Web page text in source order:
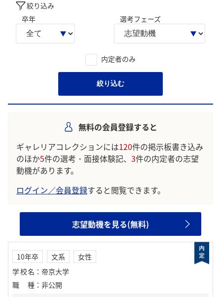
絞り込み
卒年
選考フェーズ
内定者のみ
絞り込む
無料の会員登録すると
ギャレリアコレクションには120件の掲示板書き込み
のほか5件の選考・面接体験記、 3件の内定者の志望
動機があります。
ログイン／会員登録すると閲覧できます。
志望動機を見る(無料)
10年卒 文系
女性
学校名 ： 帝京大学
職種 ： 非公開